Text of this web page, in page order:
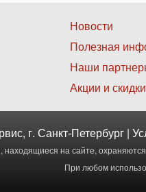
Нижнее
меню
2
Новости
Полезная
Наши
Акции и скидки
г. Санкт-Петербург |
на сайте,
При любом